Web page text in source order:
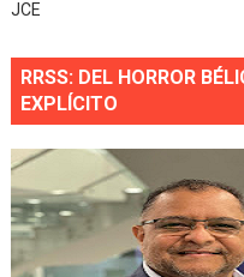
JCE
RRSS: DEL HORROR
EXPLÍCITO